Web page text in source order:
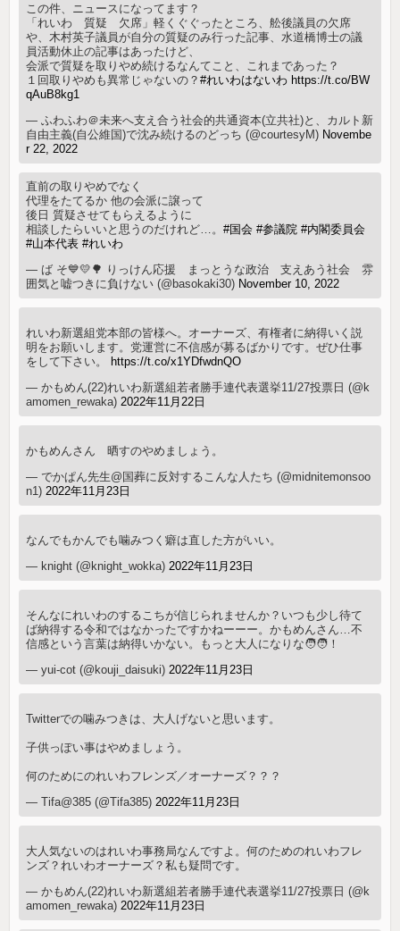
この件、ニュースになってます？
「れいわ 質疑 欠席」軽くぐぐったところ、舩後議員の欠席
や、木村英子議員が自分の質疑のみ行った記事、水道橋博士の議
員活動休止の記事はあったけど、
会派で質疑を取りやめ続けるなんてこと、これまであった？
１回取りやめも異常じゃないの？#れいわはないわ https://t.co/BW
qAuB8kg1
— ふわふわ＠未来へ支え合う社会的共通資本(立共社)と、カルト新
自由主義(自公維国)で沈み続けるのどっち (@courtesyM) Novembe
r 22, 2022
直前の取りやめでなく
代理をたてるか 他の会派に譲って
後日 質疑させてもらえるように
相談したらいいと思うのだけれど…。#国会 #参議院 #内閣委員会
#山本代表 #れいわ
— ば そ💙💛🌳 りっけん応援 まっとうな政治 支えあう社会 雰
囲気と嘘つきに負けない (@basokaki30) November 10, 2022
れいわ新選組党本部の皆様へ。オーナーズ、有権者に納得いく説
明をお願いします。党運営に不信感が募るばかりです。ぜひ仕事
をして下さい。 https://t.co/x1YDfwdnQO
— かもめん(22)れいわ新選組若者勝手連代表選挙11/27投票日 (@k
amomen_rewaka) 2022年11月22日
かもめんさん 晒すのやめましょう。
— でかぱん先生@国葬に反対するこんな人たち (@midnitemonsoo
n1) 2022年11月23日
なんでもかんでも噛みつく癖は直した方がいい。
— knight (@knight_wokka) 2022年11月23日
そんなにれいわのするこちが信じられませんか？いつも少し待て
ば納得する令和ではなかったですかねーーー。かもめんさん…不
信感という言葉は納得いかない。もっと大人になりな🧑🧑！
— yui-cot (@kouji_daisuki) 2022年11月23日
Twitterでの噛みつきは、大人げないと思います。
子供っぽい事はやめましょう。
何のためにのれいわフレンズ／オーナーズ？？？
— Tifa@385 (@Tifa385) 2022年11月23日
大人気ないのはれいわ事務局なんですよ。何のためのれいわフレ
ンズ？れいわオーナーズ？私も疑問です。
— かもめん(22)れいわ新選組若者勝手連代表選挙11/27投票日 (@k
amomen_rewaka) 2022年11月23日